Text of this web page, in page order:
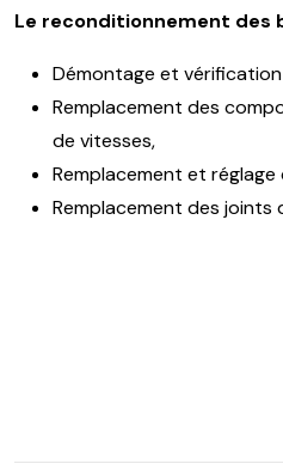
Le reconditionnement des
Démontage et
Remplacement des
de vitesses,
Remplacement et
Remplacement des joints